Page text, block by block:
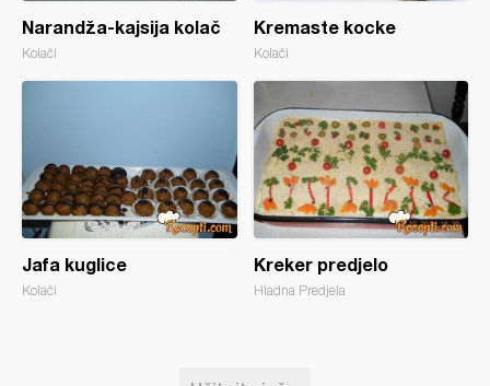
Narandža-kajsija kolač
Kolači
Kremaste kocke
Kolači
Jafa kuglice
Kolači
Kreker predjelo
Hladna Predjela